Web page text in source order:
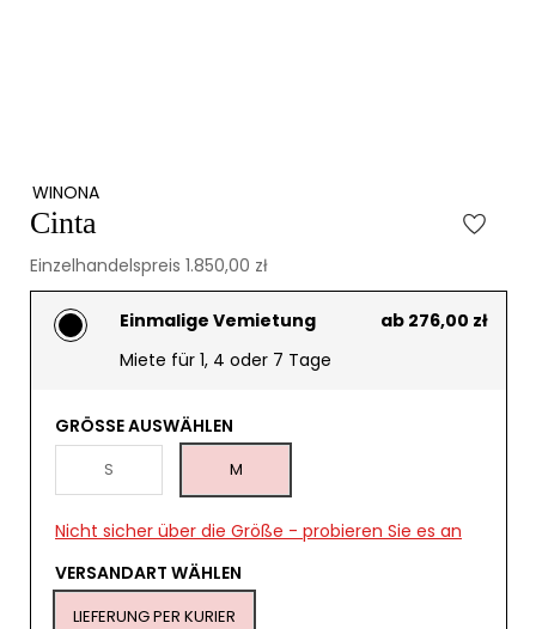
WINONA
Cinta
Einzelhandelspreis 1.850,00 zł
Einmalige Vemietung
ab 276,00 zł
Miete für 1, 4 oder 7 Tage
GRÖSSE AUSWÄHLEN
S M
Nicht sicher über die Größe - probieren Sie es an
VERSANDART WÄHLEN
LIEFERUNG PER KURIER